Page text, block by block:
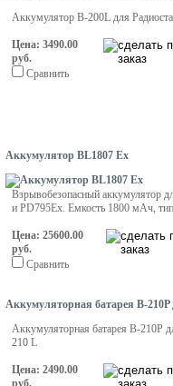
Аккумулятор B-200L для
Цена: 3490.00
руб.
Сравнить
Аккумулятор BL1807 Ex
Взрывобезопасный аккумулятор
и PD795Ex. Емкость 1800 мАч,
Цена: 25600.00
руб.
Сравнить
Аккумуляторная батарея B-
Аккумуляторная батарея B-210P
210 L
Цена: 2490.00
руб.